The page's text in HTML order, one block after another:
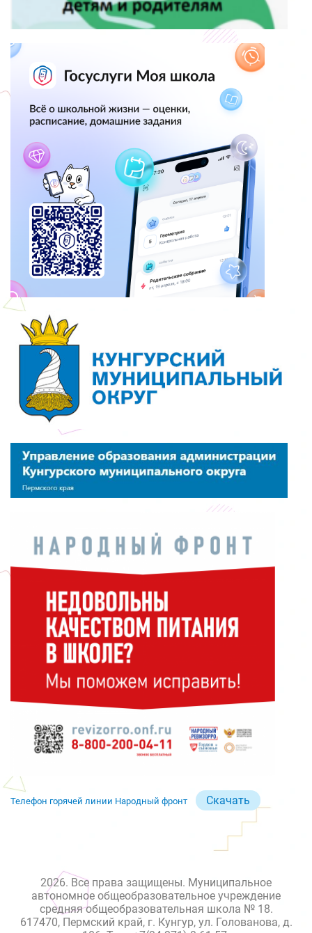
Телефон горячей линии Народный фронт Скачать
2026. Все права защищены. Муниципальное
автономное общеобразовательное учреждение
средняя общеобразовательная школа № 18.
617470, Пермский край, г. Кунгур, ул. Голованова, д.